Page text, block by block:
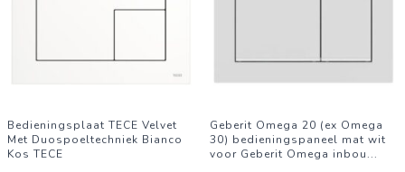
Bedieningsplaat TECE Velvet
Met Duospoeltechniek Bianco
Kos TECE
Geberit Omega 20 (ex Omega
30) bedieningspaneel mat wit
voor Geberit Omega inbou...